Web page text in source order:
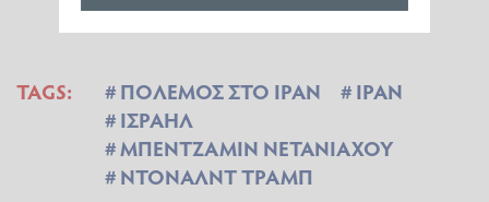
TAGS: ΠΟΛΕΜΟΣ ΣΤΟ ΙΡΑΝ
ΙΡΑΝ
ΙΣΡΑΗΛ
ΜΠΕΝΤΖΑΜΙΝ ΝΕΤΑΝΙΑΧΟΥ
ΝΤΟΝΑΛΝΤ ΤΡΑΜΠ